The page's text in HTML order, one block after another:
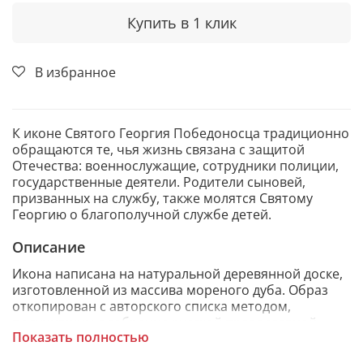
Купить в 1 клик
В избранное
К иконе Святого Георгия Победоносца традиционно
обращаются те, чья жизнь связана с защитой
Отечества: военнослужащие, сотрудники полиции,
государственные деятели. Родители сыновей,
призванных на службу, также молятся Святому
Георгию о благополучной службе детей.
Описание
Икона написана на натуральной деревянной доске,
изготовленной из массива мореного дуба. Образ
откопирован с авторского списка методом,
получившим одобрение русской православной
церкви.
Показать полностью